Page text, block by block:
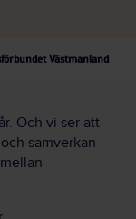
Västmanland
Och vi ser att
samverkan –